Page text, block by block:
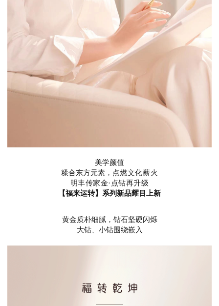
美学颜值
糅合东方元素， 点燃文化薪火
明丰传家金·点钻再升级
【福来运转】系列新品耀目上新
黄金质朴细腻，钻石坚硬闪烁
大钻、小钻围绕嵌入